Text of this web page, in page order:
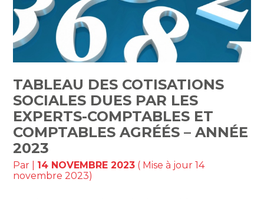
TABLEAU DES COTISATIONS
SOCIALES DUES PAR LES
EXPERTS-COMPTABLES ET
COMPTABLES AGRÉÉS – ANNÉE
2023
Par 14 NOVEMBRE 2023 ( Mise à jour 14
novembre 2023)